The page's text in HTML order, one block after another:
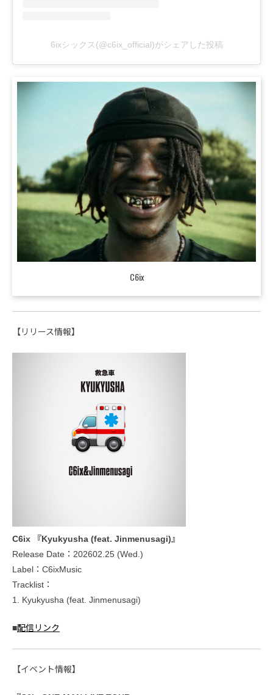
6ixシックス(@c6ix_official)がシェアした投稿
C6ix
【リリース情報】
C6ix 『Kyukyusha (feat. Jinmenusagi)』
Release Date：202602.25 (Wed.)
Label：C6ixMusic
Tracklist：
1. Kyukyusha (feat. Jinmenusagi)
■配信リンク
【イベント情報】